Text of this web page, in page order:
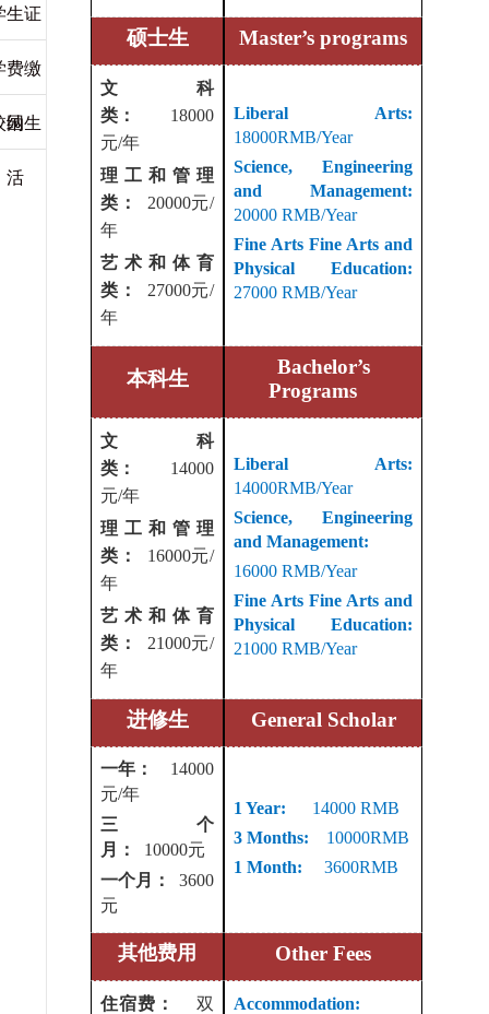
生证
费缴
纳
园生
活
硕士生 Master’s programs
文科
类：
18000
元/年
理工和管理
类：
20000元/
年
艺术和体育
类：
27000元/
年
Liberal Arts:
18000RMB/Year
Science, Engineering
and Management:
20000 RMB/Year
Fine Arts Fine Arts and
Physical Education:
27000 RMB/Year
本科生
Bachelor’s
Programs
文科
类：
14000
元/年
理工和管理
类：
16000元/
年
艺术和体育
类：
21000元/
年
Liberal Arts:
14000RMB/Year
Science, Engineering
and Management:
16000 RMB/Year
Fine Arts Fine Arts and
Physical Education:
21000 RMB/Year
进修生 General Scholar
一年：
14000
元/年
三个
月：
10000元
一个月：
3600
元
1 Year: 14000 RMB
3 Months: 10000RMB
1 Month: 3600RMB
其他费用 Other Fees
住宿费：
双
Accommodation: